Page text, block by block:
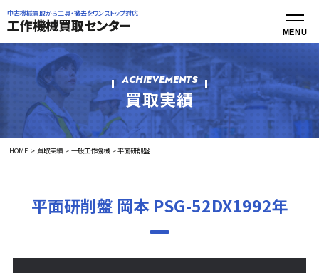
中古機械買取から工具・撤去をワンストップ対応
工作機械買取センター
ACHIEVEMENTS
買取実績
HOME 買取実績 一般工作機械 平面研削盤
平面研削盤 岡本 PSG-52DX1992年